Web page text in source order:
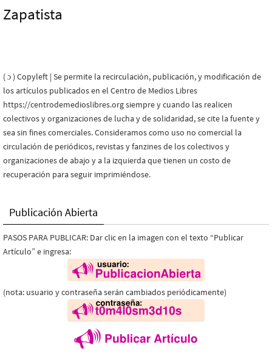
Zapatista
( ɔ ) Copyleft | Se permite la recirculación, publicación, y modificación de
los artículos publicados en el Centro de Medios Libres
https://centrodemedioslibres.org siempre y cuando las realicen
colectivos y organizaciones de lucha y de solidaridad, se cite la fuente y
sea sin fines comerciales. Consideramos como uso no comercial la
circulación de periódicos, revistas y fanzines de los colectivos y
organizaciones de abajo y a la izquierda que tienen un costo de
recuperación para seguir imprimiéndose.
Publicación Abierta
PASOS PARA PUBLICAR: Dar clic en la imagen con el texto “Publicar
Artículo” e ingresa:
(nota: usuario y contraseña serán cambiados periódicamente)